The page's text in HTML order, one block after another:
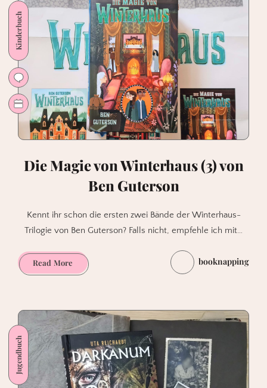
Aleš
Šteger
Kinderbuch
Die Magie von Winterhaus (3) von
Ben Guterson
Kennt ihr schon die ersten zwei Bände der Winterhaus-
Trilogie von Ben Guterson? Falls nicht, empfehle ich mit…
Read MoreDie
Magie
(3)
von
Guterson
booknapping
Jugendbuch